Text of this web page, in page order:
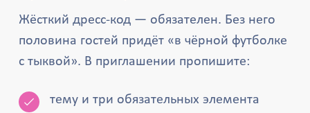
Жёсткий дресс-код — обязателен. Без него
половина гостей придёт «в чёрной футболке
с тыквой». В приглашении пропишите:
тему и три обязательных элемента